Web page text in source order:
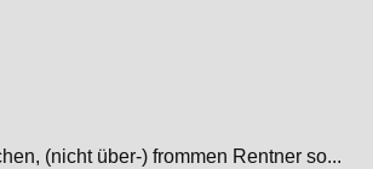
(nicht über-) frommen Rentner so...